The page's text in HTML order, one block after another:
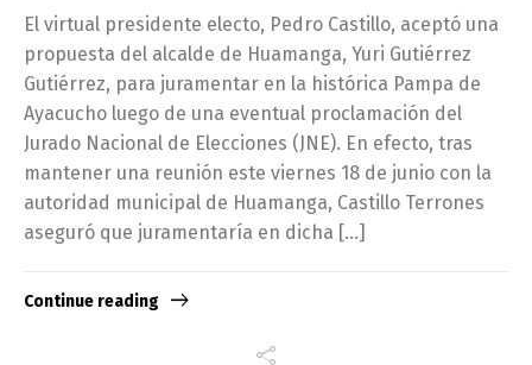
El virtual presidente electo, Pedro Castillo, aceptó una
propuesta del alcalde de Huamanga, Yuri Gutiérrez
Gutiérrez, para juramentar en la histórica Pampa de
Ayacucho luego de una eventual proclamación del
Jurado Nacional de Elecciones (JNE). En efecto, tras
mantener una reunión este viernes 18 de junio con la
autoridad municipal de Huamanga, Castillo Terrones
aseguró que juramentaría en dicha […]
Continue reading